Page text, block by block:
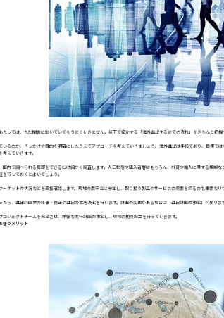
たっては、ただ闇雲に動いていてもうまくいきません。以下で紹介する「海外進出するまでの流れ」をきちんと把握
いるのか、きっかけや目的を明確にしたうえでアプローチを考えていきましょう。海外進出は手段であり、目標で
えていきます。
国内で調べられる情報をできるだけ細かく調査します。人口動態や購入者層はもちろん、外資や輸入に関する規
を行っておくとよいでしょう。
ーケットの状況などを直接確認します。現地の展示会に参加し、取り扱う製品やサービスの需要を探るのも重要な
たら、進出計画案の評価・修正や進出の意志決定を行います。計画の変更がある場合は「進出計画の策定」へ戻ります
ロジェクトチームを発足させ、詳細な実行計画の策定し、現地の拠点設立を行っていきます。
使うメリット